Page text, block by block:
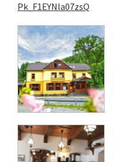
Pk_F1EYNla07zsQ